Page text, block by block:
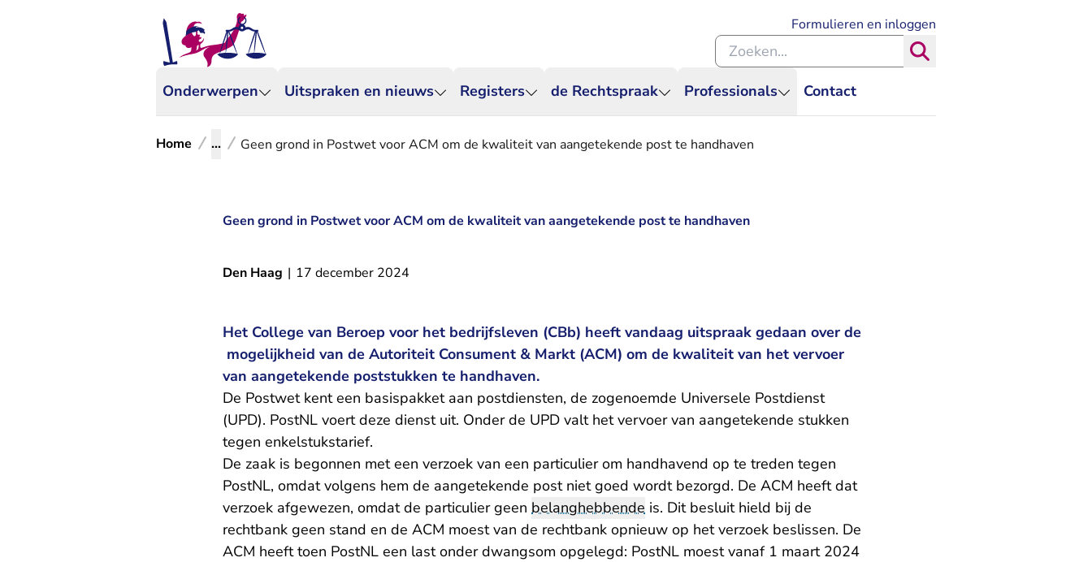
Onderwerpen Uitspraken en nieuws Registers de Rechtspraak Professionals Contact
Formulieren en inloggen
Zoeken binnen de Rechtspraak
Home ... Geen grond in Postwet voor ACM om de kwaliteit van aangetekende post te handhaven
Geen grond in Postwet voor ACM om de kwaliteit van aangetekende post te handhaven
Den Haag | 17 december 2024
Het College van Beroep voor het bedrijfsleven (CBb) heeft vandaag uitspraak gedaan over de
mogelijkheid van de Autoriteit Consument & Markt (ACM) om de kwaliteit van het vervoer
van aangetekende poststukken te handhaven.
De Postwet kent een basispakket aan postdiensten, de zogenoemde Universele Postdienst
(UPD). PostNL voert deze dienst uit. Onder de UPD valt het vervoer van aangetekende stukken
tegen enkelstukstarief.
De zaak is begonnen met een verzoek van een particulier om handhavend op te treden tegen
PostNL, omdat volgens hem de aangetekende post niet goed wordt bezorgd. De ACM heeft dat
verzoek afgewezen, omdat de particulier geen belanghebbende is. Dit besluit hield bij de
rechtbank geen stand en de ACM moest van de rechtbank opnieuw op het verzoek beslissen. De
ACM heeft toen PostNL een last onder dwangsom opgelegd: PostNL moest vanaf 1 maart 2024